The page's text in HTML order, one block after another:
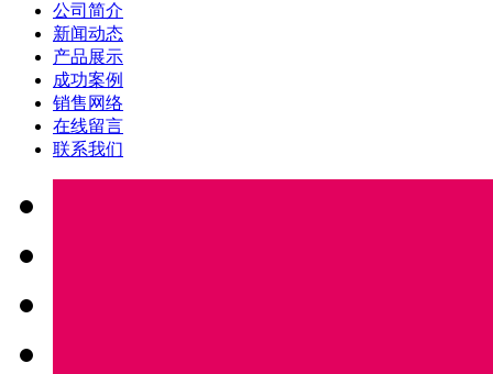
公司简介
新闻动态
产品展示
成功案例
销售网络
在线留言
联系我们